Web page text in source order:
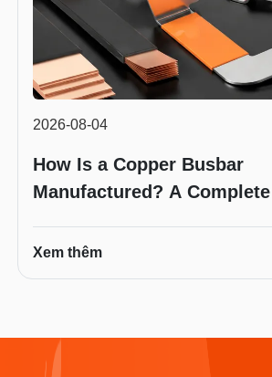
2026-08-04
How Is a Copper Busbar
Manufactured? A
Xem thêm